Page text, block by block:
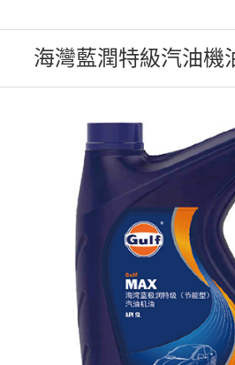
海灣藍潤特級汽油機